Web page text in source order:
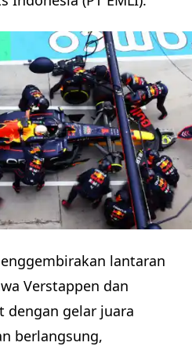
lantaran
Verstappen dan
dengan gelar juara
berlangsung,